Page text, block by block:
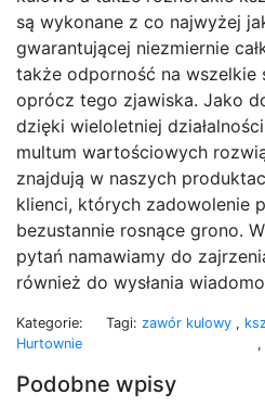
są wykonane z co najwyżej
gwarantującej niezmiernie
także odporność na wszelkie
oprócz tego zjawiska. Jako
dzięki wieloletniej
multum wartościowych
znajdują w naszych
klienci, których zadowolenie
bezustannie rosnące grono.
pytań namawiamy do
również do wysłania
Kategorie:
Hurtownie
Tagi: zawór kulowy ,
,
Podobne wpisy